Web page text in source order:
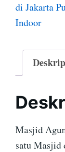
di Jakarta
Indoor
Masjid
satu Masjid